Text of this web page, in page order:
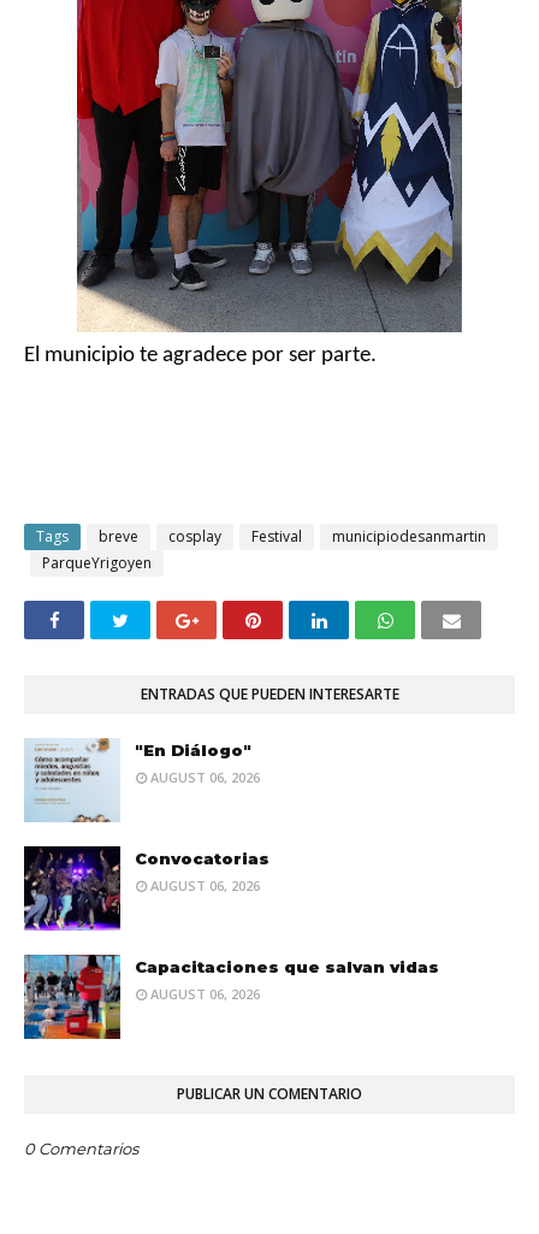
El municipio te agradece por ser parte.
Tags breve cosplay Festival
municipiodesanmartin
ParqueYrigoyen
ENTRADAS QUE PUEDEN INTERESARTE
"En Diálogo"
AUGUST 06, 2026
Convocatorias
AUGUST 06, 2026
Capacitaciones que salvan vidas
AUGUST 06, 2026
PUBLICAR UN COMENTARIO
0 Comentarios